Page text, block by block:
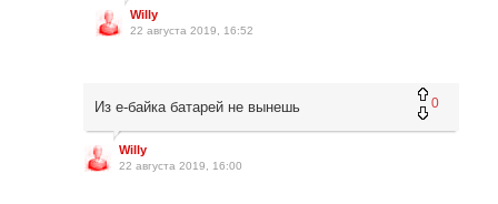
Willy
22 августа 2019, 16:52
0
Из е-байка батарей не вынешь
Willy
22 августа 2019, 16:00